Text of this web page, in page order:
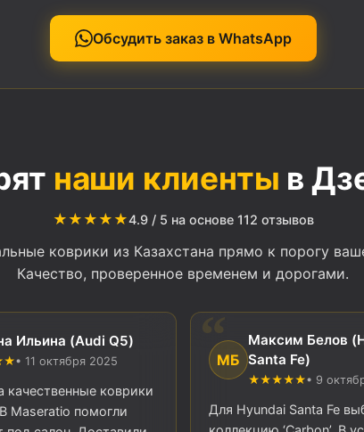
Обсудить заказ в WhatsApp
наши клиенты в
★★★★★4.9 / 5 на основе 112 отзывов
коврики из Казахстана прямо к порогу
Качество, проверенное временем и дорогами.
Ильина (Audi Q5)
• 11 октября 2025
качественные коврики
Maseratio помогли
МБ
Максим Белов
Santa Fe)
★★★★★• 9
Для Hyundai Santa Fe